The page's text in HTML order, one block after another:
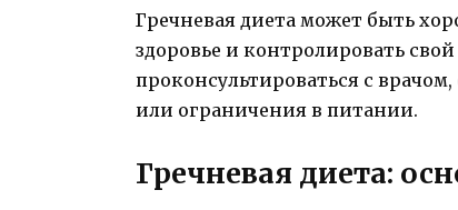
Гречневая диета может быть
здоровье и контролировать
проконсультироваться с
или ограничения в питании.
Гречневая диета: